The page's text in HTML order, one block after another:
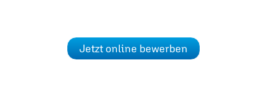
Jetzt online bewerben